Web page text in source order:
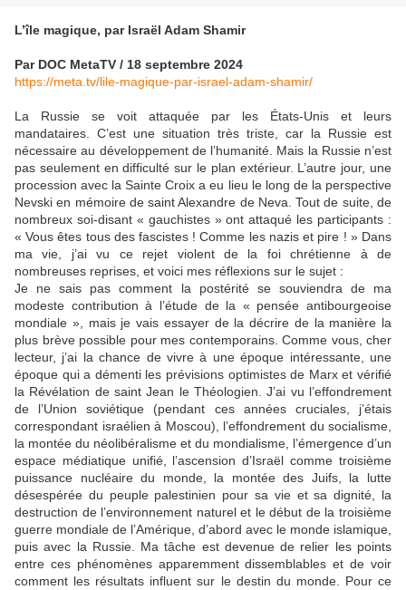
L’île magique, par Israël Adam Shamir
Par DOC MetaTV / 18 septembre 2024
https://meta.tv/lile-magique-par-israel-adam-shamir/
La Russie se voit attaquée par les États-Unis et leurs
mandataires. C’est une situation très triste, car la Russie est
nécessaire au développement de l’humanité. Mais la Russie n’est
pas seulement en difficulté sur le plan extérieur. L’autre jour, une
procession avec la Sainte Croix a eu lieu le long de la perspective
Nevski en mémoire de saint Alexandre de Neva. Tout de suite, de
nombreux soi-disant « gauchistes » ont attaqué les participants :
« Vous êtes tous des fascistes ! Comme les nazis et pire ! » Dans
ma vie, j’ai vu ce rejet violent de la foi chrétienne à de
nombreuses reprises, et voici mes réflexions sur le sujet :
Je ne sais pas comment la postérité se souviendra de ma
modeste contribution à l’étude de la « pensée antibourgeoise
mondiale », mais je vais essayer de la décrire de la manière la
plus brève possible pour mes contemporains. Comme vous, cher
lecteur, j’ai la chance de vivre à une époque intéressante, une
époque qui a démenti les prévisions optimistes de Marx et vérifié
la Révélation de saint Jean le Théologien. J’ai vu l’effondrement
de l’Union soviétique (pendant ces années cruciales, j’étais
correspondant israélien à Moscou), l’effondrement du socialisme,
la montée du néolibéralisme et du mondialisme, l’émergence d’un
espace médiatique unifié, l’ascension d’Israël comme troisième
puissance nucléaire du monde, la montée des Juifs, la lutte
désespérée du peuple palestinien pour sa vie et sa dignité, la
destruction de l’environnement naturel et le début de la troisième
guerre mondiale de l’Amérique, d’abord avec le monde islamique,
puis avec la Russie. Ma tâche est devenue de relier les points
entre ces phénomènes apparemment dissemblables et de voir
comment les résultats influent sur le destin du monde. Pour ce